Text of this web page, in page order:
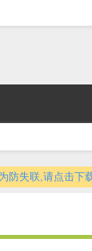
防失联,请点击下